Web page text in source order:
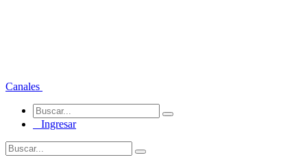
Canales
Ingresar